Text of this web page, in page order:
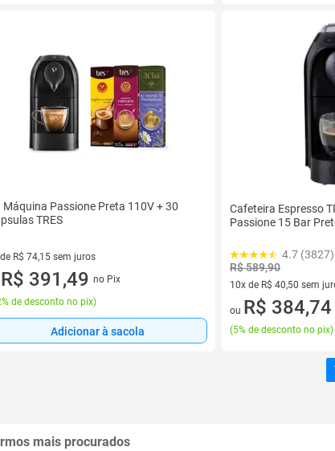
Máquina Passione Preta 110V + 30
TRES
R$ 74,15 sem juros
de R$ 74,15 sem juros
R$ 391,49 no Pix
de desconto no pix)
Adicionar à sacola
Cafeteira Espresso
Passione 15 Bar
4.7 (3827)
R$ 589,90
10x de R$ 40,50 sem
10 vez de R$ 40,50 sem
ou R$ 384,74
(5% de desconto no pix)
mais procurados